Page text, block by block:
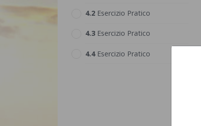
4.‎2 Esercizio Pratico
4.‎3 Esercizio Pratico
4.‎4 Esercizio Pratico